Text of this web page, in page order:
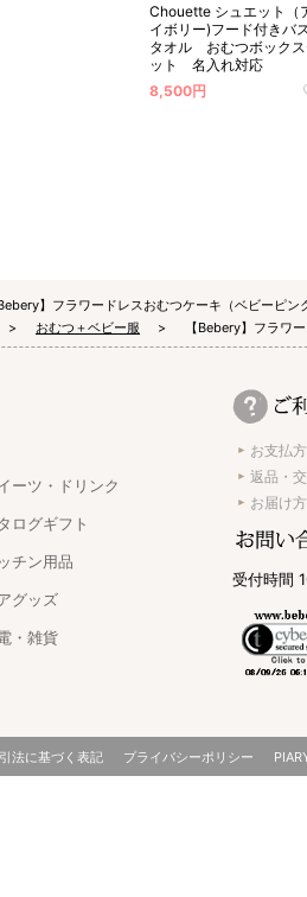
Chouette シュエット（
イボリー)フード付きバ
タオル おむつボック
ット 名入れ対応
8,500円
Bebery】フラワードレスおむつケーキ（ベビーピン
おむつ＋ベビー服 【Bebery】フラワ
ーツ・ドリンク
ログギフト
チン用品
グッズ
・雑貨
お支払
返品・
お届け
受付時間
法に基づく表記 プライバシーポリシー